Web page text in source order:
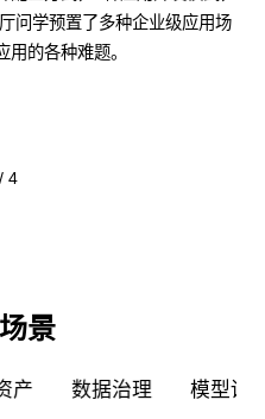
问学预置了多种企业级应用场
的各种难题。
/ 4
景
AI for BI
数据资产